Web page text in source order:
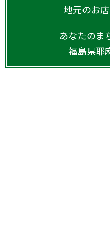
地元のお
あなたのま
福島県耶